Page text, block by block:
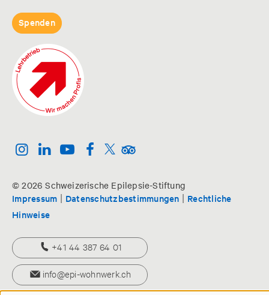
Spenden
© 2026 Schweizerische Epilepsie-Stiftung
Impressum | Datenschutzbestimmungen | Rechtliche
Hinweise
+41 44 387 64 01
info@epi-wohnwerk.ch